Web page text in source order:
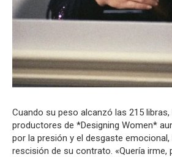
Cuando su peso alcanzó las 215
productores de *Designing Women*
por la presión y el desgaste emocional,
rescisión de su contrato. «Quería irme,